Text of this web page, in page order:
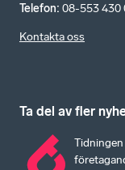
Telefon: 08-553 430
Kontakta oss
Ta del av fler